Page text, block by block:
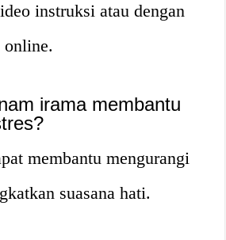
instruksi atau dengan
irama membantu
membantu mengurangi
suasana hati.